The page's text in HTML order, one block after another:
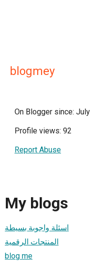
blogmey
On Blogger since:
Profile views: 92
Report Abuse
My blogs
اسئلة واجوبة بسيطة
المنتجات الرقمية
blog me